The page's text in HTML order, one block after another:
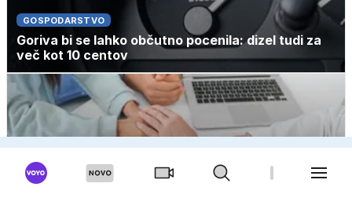
GOSPODARSTVO
Goriva bi se lahko občutno pocenila: dizel tudi za
več kot 10 centov